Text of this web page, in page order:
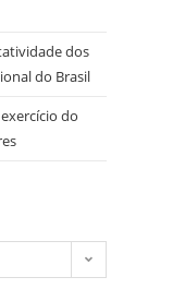
dos
do Brasil
do